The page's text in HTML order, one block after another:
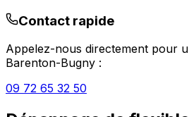
Contact rapide
Appelez-nous directement pour
Barenton-Bugny :
09 72 65 32 50